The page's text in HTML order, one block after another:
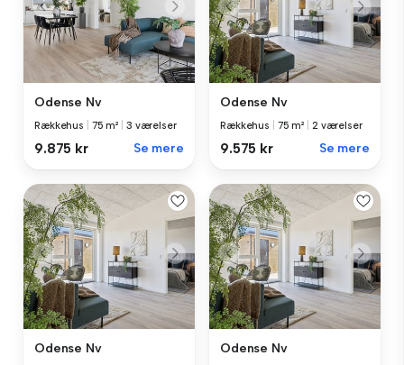
Odense Nv
Rækkehus 75 m² 3 værelser
9.875 kr Se mere
Odense Nv
Rækkehus 75 m² 2 værelser
9.575 kr Se mere
Odense Nv Odense Nv